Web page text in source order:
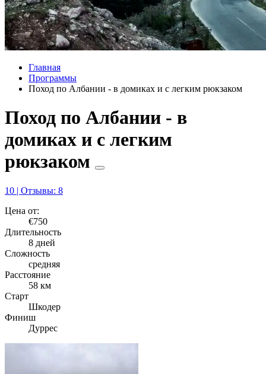
Главная
Программы
Поход по Албании - в домиках и с легким рюкзаком
Поход по Албании - в
домиках и с легким
рюкзаком
10 | Отзывы: 8
Цена от:
€750
Длительность
8 дней
Сложность
средняя
Расстояние
58 км
Старт
Шкодер
Финиш
Дуррес